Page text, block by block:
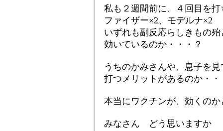
私も２週間前に、４回目を
ファイザー×2、モデルナ×2
いずれも副反応らしきもの殆
効いているのか・・・？
うちのかみさんや、息子を
打つメリットがあるのか・・
本当にワクチンが、効くのか
みなさん どう思いますか